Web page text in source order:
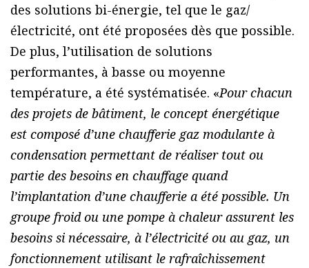
des solutions bi-énergie, tel que le gaz/
électricité, ont été proposées dès que possible.
De plus, l’utilisation de solutions
performantes, à basse ou moyenne
température, a été systématisée. «Pour chacun
des projets de bâtiment, le concept énergétique
est composé d’une chaufferie gaz modulante à
condensation permettant de réaliser tout ou
partie des besoins en chauffage quand
l’implantation d’une chaufferie a été possible. Un
groupe froid ou une pompe à chaleur assurent les
besoins si nécessaire, à l’électricité ou au gaz, un
fonctionnement utilisant le rafraîchissement